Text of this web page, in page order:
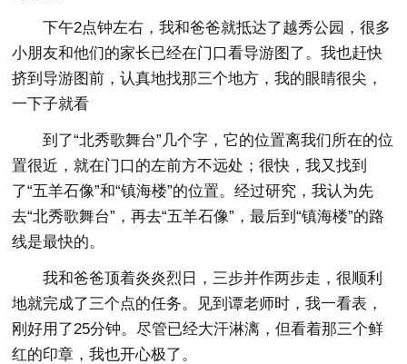
下午2点钟左右，我和爸爸就抵达了越秀公园，很多
小朋友和他们的家长已经在门口看导游图了。我也赶快
挤到导游图前，认真地找那三个地方，我的眼睛很尖，
一下子就看
到了“北秀歌舞台”几个字，它的位置离我们所在的位
置很近，就在门口的左前方不远处；很快，我又找到
了“五羊石像”和“镇海楼”的位置。经过研究，我认为先
去“北秀歌舞台”，再去“五羊石像”，最后到“镇海楼”的路
线是最快的。
我和爸爸顶着炎炎烈日，三步并作两步走，很顺利
地就完成了三个点的任务。见到谭老师时，我一看表，
刚好用了25分钟。尽管已经大汗淋漓，但看着那三个鲜
红的印章，我也开心极了。